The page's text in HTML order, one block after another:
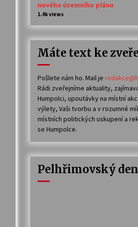
nového územního plánu
1.4k views
Máte text ke
Pošlete nám ho. Mail je
Rádi zveřejníme aktuality,
Humpolci, upoutávky na místní
výlety, Vaši tvorbu a v rozumné
místních politických uskupení a
se Humpolce.
Pelhřimovský